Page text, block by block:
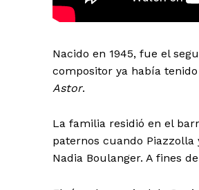
Nacido en 1945, fue el
compositor ya había
Astor.
La familia residió en el
paternos cuando Piazzolla
Nadia Boulanger. A fines